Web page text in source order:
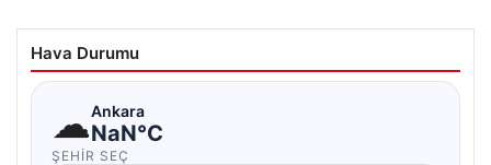
Hava Durumu
☁Ankara
NaN°C
ŞEHIR SEÇ